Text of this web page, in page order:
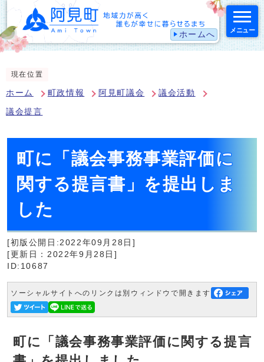
ホームへ メニュー
現在位置
ホーム 町政情報 阿見町議会 議会活動
議会提言
町に「議会事務事業評価に
関する提言書」を提出しま
した
[初版公開日:2022年09月28日]
[更新日：2022年9月28日]
ID:10687
ソーシャルサイトへのリンクは別ウィンドウで開きます
町に「議会事務事業評価に関する提言